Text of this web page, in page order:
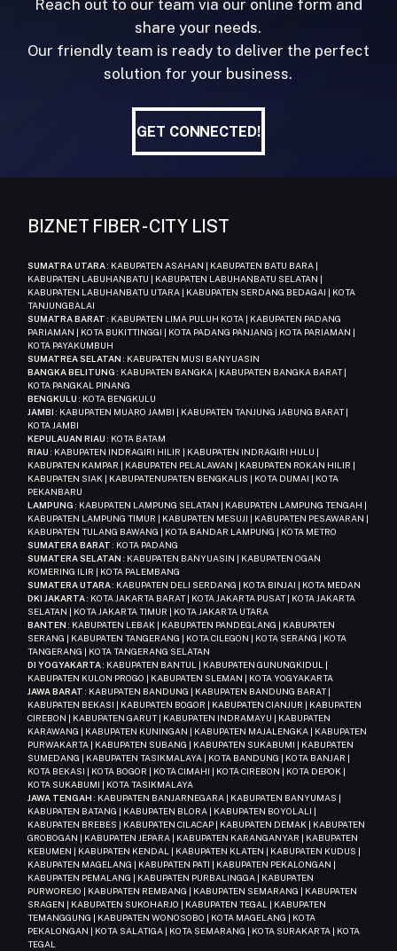
Reach out to our team via our online form and
share your needs.
Our friendly team is ready to deliver the perfect
solution for your business.
GET CONNECTED!
BIZNET FIBER - CITY LIST
SUMATRA UTARA: KABUPATEN ASAHAN | KABUPATEN BATU BARA |
KABUPATEN LABUHANBATU | KABUPATEN LABUHANBATU SELATAN |
KABUPATEN LABUHANBATU UTARA | KABUPATEN SERDANG BEDAGAI | KOTA
TANJUNGBALAI
SUMATRA BARAT : KABUPATEN LIMA PULUH KOTA | KABUPATEN PADANG
PARIAMAN | KOTA BUKITTINGGI | KOTA PADANG PANJANG | KOTA PARIAMAN |
KOTA PAYAKUMBUH
SUMATREA SELATAN : KABUPATEN MUSI BANYUASIN
BANGKA BELITUNG : KABUPATEN BANGKA | KABUPATEN BANGKA BARAT |
KOTA PANGKAL PINANG
BENGKULU : KOTA BENGKULU
JAMBI : KABUPATEN MUARO JAMBI | KABUPATEN TANJUNG JABUNG BARAT |
KOTA JAMBI
KEPULAUAN RIAU : KOTA BATAM
RIAU : KABUPATEN INDRAGIRI HILIR | KABUPATEN INDRAGIRI HULU |
KABUPATEN KAMPAR | KABUPATEN PELALAWAN | KABUPATEN ROKAN HILIR |
KABUPATEN SIAK | KABUPATENUPATEN BENGKALIS | KOTA DUMAI | KOTA
PEKANBARU
LAMPUNG : KABUPATEN LAMPUNG SELATAN | KABUPATEN LAMPUNG TENGAH |
KABUPATEN LAMPUNG TIMUR | KABUPATEN MESUJI | KABUPATEN PESAWARAN |
KABUPATEN TULANG BAWANG | KOTA BANDAR LAMPUNG | KOTA METRO
SUMATERA BARAT : KOTA PADANG
SUMATERA SELATAN : KABUPATEN BANYUASIN | KABUPATEN OGAN
KOMERING ILIR | KOTA PALEMBANG
SUMATERA UTARA: KABUPATEN DELI SERDANG | KOTA BINJAI | KOTA MEDAN
DKI JAKARTA: KOTA JAKARTA BARAT | KOTA JAKARTA PUSAT | KOTA JAKARTA
SELATAN | KOTA JAKARTA TIMUR | KOTA JAKARTA UTARA
BANTEN : KABUPATEN LEBAK | KABUPATEN PANDEGLANG | KABUPATEN
SERANG | KABUPATEN TANGERANG | KOTA CILEGON | KOTA SERANG | KOTA
TANGERANG | KOTA TANGERANG SELATAN
DI YOGYAKARTA: KABUPATEN BANTUL | KABUPATEN GUNUNGKIDUL |
KABUPATEN KULON PROGO | KABUPATEN SLEMAN | KOTA YOGYAKARTA
JAWA BARAT : KABUPATEN BANDUNG | KABUPATEN BANDUNG BARAT |
KABUPATEN BEKASI | KABUPATEN BOGOR | KABUPATEN CIANJUR | KABUPATEN
CIREBON | KABUPATEN GARUT | KABUPATEN INDRAMAYU | KABUPATEN
KARAWANG | KABUPATEN KUNINGAN | KABUPATEN MAJALENGKA | KABUPATEN
PURWAKARTA | KABUPATEN SUBANG | KABUPATEN SUKABUMI | KABUPATEN
SUMEDANG | KABUPATEN TASIKMALAYA | KOTA BANDUNG | KOTA BANJAR |
KOTA BEKASI | KOTA BOGOR | KOTA CIMAHI | KOTA CIREBON | KOTA DEPOK |
KOTA SUKABUMI | KOTA TASIKMALAYA
JAWA TENGAH : KABUPATEN BANJARNEGARA | KABUPATEN BANYUMAS |
KABUPATEN BATANG | KABUPATEN BLORA | KABUPATEN BOYOLALI |
KABUPATEN BREBES | KABUPATEN CILACAP | KABUPATEN DEMAK | KABUPATEN
GROBOGAN | KABUPATEN JEPARA | KABUPATEN KARANGANYAR | KABUPATEN
KEBUMEN | KABUPATEN KENDAL | KABUPATEN KLATEN | KABUPATEN KUDUS |
KABUPATEN MAGELANG | KABUPATEN PATI | KABUPATEN PEKALONGAN |
KABUPATEN PEMALANG | KABUPATEN PURBALINGGA | KABUPATEN
PURWOREJO | KABUPATEN REMBANG | KABUPATEN SEMARANG | KABUPATEN
SRAGEN | KABUPATEN SUKOHARJO | KABUPATEN TEGAL | KABUPATEN
TEMANGGUNG | KABUPATEN WONOSOBO | KOTA MAGELANG | KOTA
PEKALONGAN | KOTA SALATIGA | KOTA SEMARANG | KOTA SURAKARTA | KOTA
TEGAL